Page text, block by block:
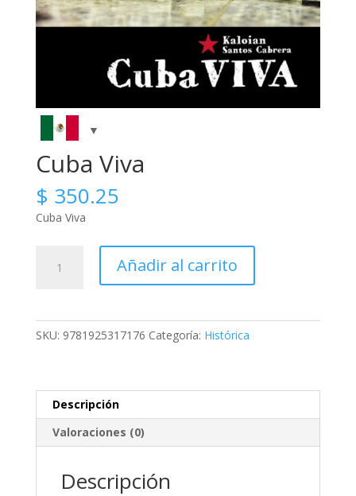
Cuba Viva
$ 350.25
Cuba Viva
Añadir al carrito
SKU: 9781925317176 Categoría: Histórica
Descripción
Valoraciones (0)
Descripción